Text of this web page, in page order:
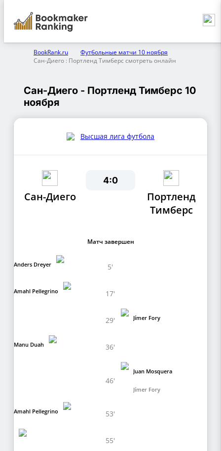
BookRank.ru
Футбольные матчи 10 ноября
Сан-Диего : Портленд Тимберс смотреть онлайн
Сан-Диего - Портленд Тимберс 10
ноября
Высшая лига футбола
Сан-Диего
4:0
Портленд
Тимберс
Матч завершен
Anders Dreyer 5'
Amahl Pellegrino 17'
29' Jímer Fory
Manu Duah 36'
46'
Juan Mosquera
Jímer Fory
Amahl Pellegrino 53'
55'